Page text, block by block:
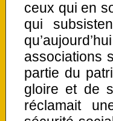
ceux qui en
qui
associations
partie du
gloire et de
réclamait